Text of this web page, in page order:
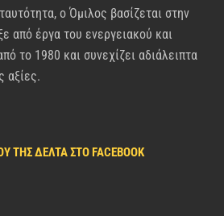
ο Όμιλος βασίζεται στην
από έργα του ενεργειακού και
το 1980 και συνεχίζει αδιάλειπτα
αξίες.
ΤΗΣ ΔΈΛΤΑ ΣΤΟ FACEBOOK